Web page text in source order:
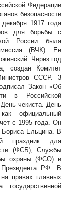
Федерации
безопасности
1917 года
для борьбы с
России была
(ВЧК). Ее
Через год
создан Комитет
СССР. 3
Закон «Об
в Российской
чекиста. День
официальный
с 1995 года. Он
Бориса Ельцина. В
праздник для
(ФСБ), Службы
охраны (ФСО) и
Президента РФ. В
правах главных